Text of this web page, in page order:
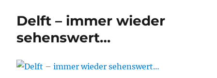
–
diesmal
entspannend
Delft – immer wieder
sehenswert…